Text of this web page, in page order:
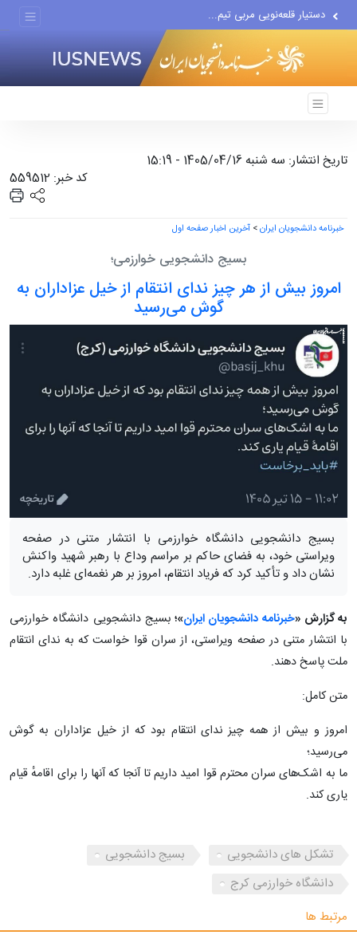
دستیار قلعه‌نویی مربی تیم...
انتشار اخبار جعلی توسط...
تاریخ انتشار: سه شنبه 1405/04/16 - 15:19
کد خبر: 559512
خبرنامه دانشجویان ایران> آخرین اخبار صفحه اول
بسیج دانشجویی خوارزمی؛
امروز بیش از هر چیز ندای انتقام از خیل عزاداران به
گوش می‌رسید
بسیج دانشجویی دانشگاه خوارزمی با انتشار متنی در صفحه
ویراستی خود، به فضای حاکم بر مراسم وداع با رهبر شهید واکنش
نشان داد و تأکید کرد که فریاد انتقام، امروز بر هر نغمه‌ای غلبه دارد.
به گزارش «خبرنامه دانشجویان ایران»؛ بسیج دانشجویی دانشگاه خوارزمی
با انتشار متنی در صفحه ویراستی، از سران قوا خواست که به ندای انتقام
ملت پاسخ دهند.
متن کامل:
امروز و بیش از همه چیز ندای انتقام بود که از خیل عزاداران به گوش
می‌رسید؛
ما به اشک‌های سران محترم قوا امید داریم تا آنجا که آنها را برای اقامهٔ قیام
یاری کند.
تشکل های دانشجویی
بسیج دانشجویی
دانشگاه خوارزمی کرج
مرتبط ها